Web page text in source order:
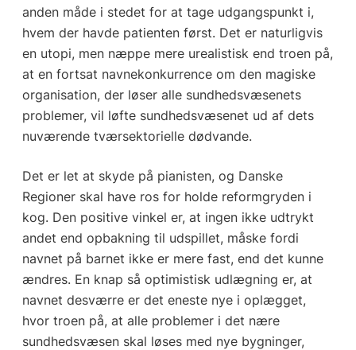
anden måde i stedet for at tage udgangspunkt i,
hvem der havde patienten først. Det er naturligvis
en utopi, men næppe mere urealistisk end troen på,
at en fortsat navnekonkurrence om den magiske
organisation, der løser alle sundhedsvæsenets
problemer, vil løfte sundhedsvæsenet ud af dets
nuværende tværsektorielle dødvande.
Det er let at skyde på pianisten, og Danske
Regioner skal have ros for holde reformgryden i
kog. Den positive vinkel er, at ingen ikke udtrykt
andet end opbakning til udspillet, måske fordi
navnet på barnet ikke er mere fast, end det kunne
ændres. En knap så optimistisk udlægning er, at
navnet desværre er det eneste nye i oplægget,
hvor troen på, at alle problemer i det nære
sundhedsvæsen skal løses med nye bygninger,